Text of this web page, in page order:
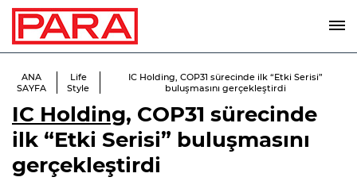
ANA
SAYFA
Life
Style
IC Holding, COP31 sürecinde ilk “Etki Serisi”
buluşmasını gerçekleştirdi
IC Holding, COP31 sürecinde
ilk “Etki Serisi” buluşmasını
gerçekleştirdi